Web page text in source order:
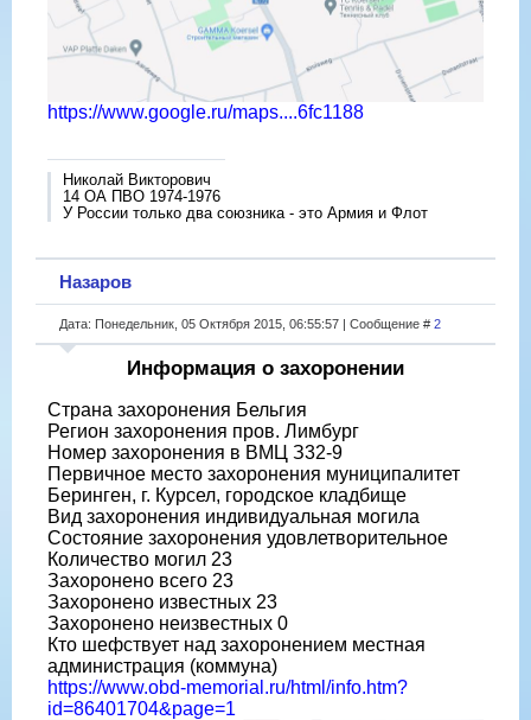
https://www.google.ru/maps....6fc1188
Николай Викторович
14 ОА ПВО 1974-1976
У России только два союзника - это Армия и Флот
Назаров
Дата: Понедельник, 05 Октября 2015, 06:55:57 | Сообщение # 2
Информация о захоронении
Страна захоронения Бельгия
Регион захоронения пров. Лимбург
Номер захоронения в ВМЦ З32-9
Первичное место захоронения муниципалитет
Беринген, г. Курсел, городское кладбище
Вид захоронения индивидуальная могила
Состояние захоронения удовлетворительное
Количество могил 23
Захоронено всего 23
Захоронено известных 23
Захоронено неизвестных 0
Кто шефствует над захоронением местная
администрация (коммуна)
https://www.obd-memorial.ru/html/info.htm?
id=86401704&page=1